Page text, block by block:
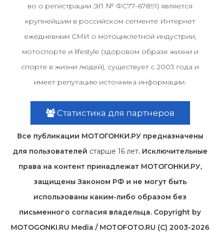
во о регистрации ЭЛ № ФС77–67891) является
крупнейшим в российском сегменте Интернет
ежедневным СМИ о мотоциклетной индустрии,
мотоспорте и lifestyle (здоровом образе жизни и
спорте в жизни людей), существует с 2003 года и
имеет репутацию источника информации.
Статистика для партнеров
Все публикации МОТОГОНКИ.РУ предназначены
для пользователей старше 16 лет. Исключительные
права на контент принадлежат МОТОГОНКИ.РУ,
защищены Законом РФ и не могут быть
использованы каким-либо образом без
письменного согласия владельца. Copyright by
MOTOGONKI.RU Media / MOTOFOTO.RU (C) 2003-2026